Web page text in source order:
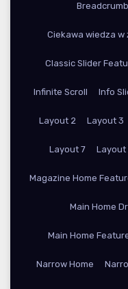
Ciekawa wiedza w
Classic Slider
Infinite Scroll Info
Layout 2 Layout 3
Layout 7 Layout
Magazine Home
Main Home
Main Home
Narrow Home